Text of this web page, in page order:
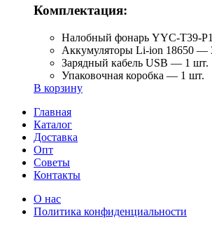
Комплектация:
Налобный фонарь YYC-T39-
Аккумуляторы Li-ion 18650 —
Зарядный кабель USB — 1 шт.
Упаковочная коробка — 1 шт.
В корзину
Главная
Каталог
Доставка
Опт
Советы
Контакты
О нас
Политика конфиденциальности